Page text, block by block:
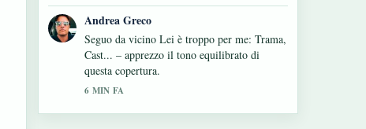
Sara Moretti
Contesto utile su Cast Di Fire Country. Per
favore continuate ad aggiornare questo live.
8 MIN FA